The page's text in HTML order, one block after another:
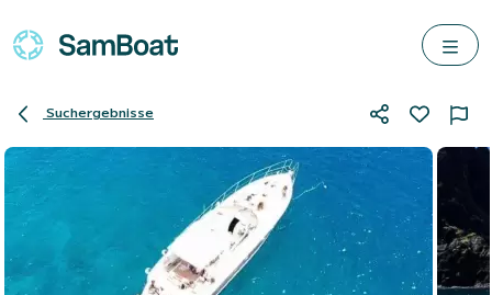
Suchergebnisse